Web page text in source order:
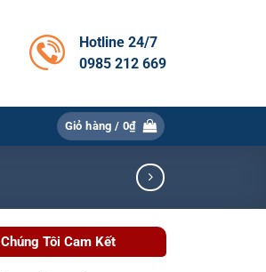
Hotline 24/7
0985 212 669
Giỏ hàng / 0₫
Chúng Tôi Cam Kết